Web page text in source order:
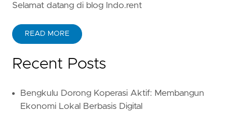
Selamat datang di blog Indo.rent
READ MORE
Recent Posts
Bengkulu Dorong Koperasi Aktif: Membangun
Ekonomi Lokal Berbasis Digital